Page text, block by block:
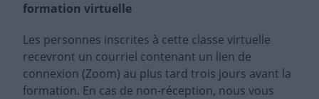
formation virtuelle
Les personnes inscrites à cette classe virtuelle
recevront un courriel contenant un lien de
connexion (Zoom) au plus tard trois jours avant la
formation. En cas de non-réception, nous vous